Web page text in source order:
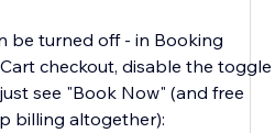
be turned off - in Booking
checkout, disable the toggle
see "Book Now" (and free
billing altogether):